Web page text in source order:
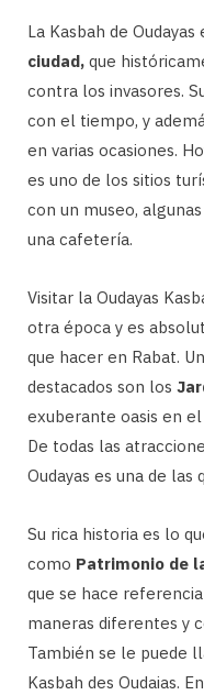
La Kasbah de Oudayas
ciudad, que
contra los invasores.
con el tiempo, y
en varias ocasiones.
es uno de los sitios
con un museo,
una cafetería.
Visitar la Oudayas
otra época y es
que hacer en Rabat.
destacados son los
exuberante oasis en
De todas las
Oudayas es una de las
Su rica historia es lo
como Patrimonio de
que se hace
maneras diferentes y
También se le puede
Kasbah des Oudaias.